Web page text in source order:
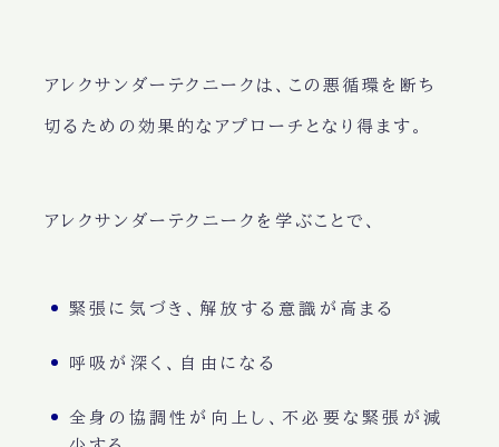
アレクサンダーテクニークは、この悪循環を断ち
切るための効果的なアプローチとなり得ます。
アレクサンダーテクニークを学ぶことで、
緊張に気づき、解放する意識が高まる
呼吸が深く、自由になる
全身の協調性が向上し、不必要な緊張が減